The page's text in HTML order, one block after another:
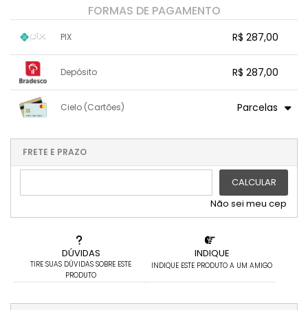
DÚVIDAS
TIRE SUAS DÚVIDAS SOBRE ESTE
PRODUTO
INDIQUE
INDIQUE ESTE PRODUTO A UM AMIGO
FORMAS DE PAGAMENTO
PIX R$ 287,00
.
Depósito R$ 287,00
.
Cielo (Cartões) Parcelas
2x sem juros de R$ 146,75
3x sem juros de R$ 97,83
5x sem juros de R$ 58,70
.
.
FRETE E PRAZO
CALCULAR
Não sei meu cep